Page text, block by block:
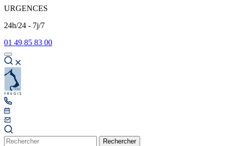
URGENCES
24h/24 - 7j/7
01 49 85 83 00
Rechercher